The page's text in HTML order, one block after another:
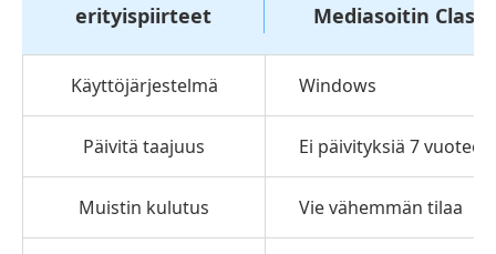
erityispiirteet Mediasoitin
Käyttöjärjestelmä Windows
Päivitä taajuus Ei päivityksiä 7 vuoteen
Muistin kulutus Vie vähemmän tilaa